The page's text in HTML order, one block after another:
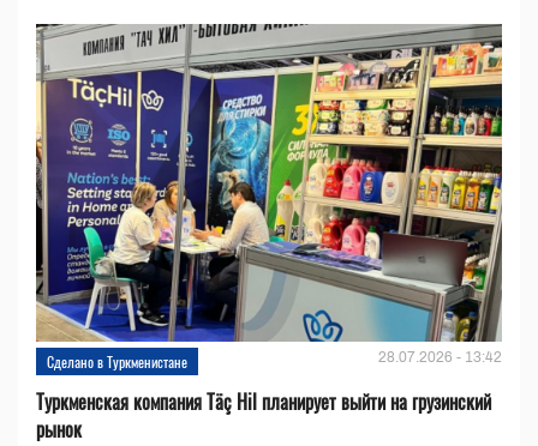
Сделано в Туркменистане 28.07.2026 - 13:42
Туркменская компания Täç Hil планирует выйти на грузинский
рынок